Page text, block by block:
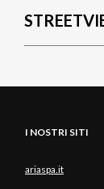
I NOSTRI SITI
ariaspa.it